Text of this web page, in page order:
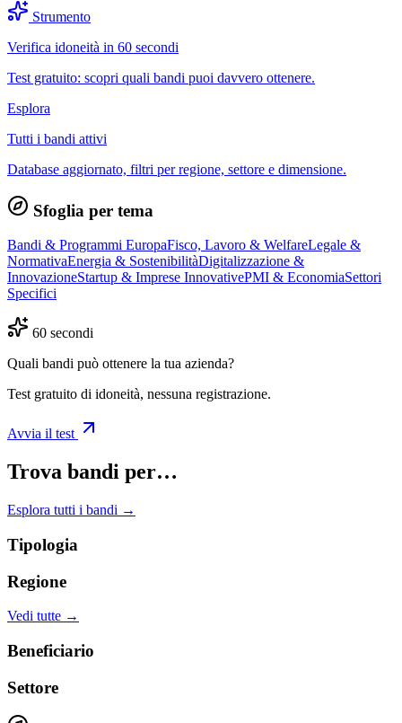
Strumento
Verifica idoneità in 60 secondi
Test gratuito: scopri quali bandi puoi davvero ottenere.
Esplora
Tutti i bandi attivi
Database aggiornato, filtri per regione, settore e dimensione.
Sfoglia per tema
Bandi & Programmi EuropaFisco, Lavoro & WelfareLegale &
NormativaEnergia & SostenibilitàDigitalizzazione &
InnovazioneStartup & Imprese InnovativePMI & EconomiaSettori
Specifici
60 secondi
Quali bandi può ottenere la tua azienda?
Test gratuito di idoneità, nessuna registrazione.
Avvia il test
Trova bandi per…
Esplora tutti i bandi →
Tipologia
Regione
Vedi tutte →
Beneficiario
Settore